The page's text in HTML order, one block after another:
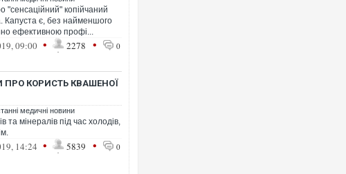
"сенсаційний" копійчаний
Капуста є, без найменшого
ефективною профі...
09:00 • 2278 • 0
ПРО КОРИСТЬ КВАШЕНОЇ
медичні новини
та мінералів під час холодів,
14:24 • 5839 • 0